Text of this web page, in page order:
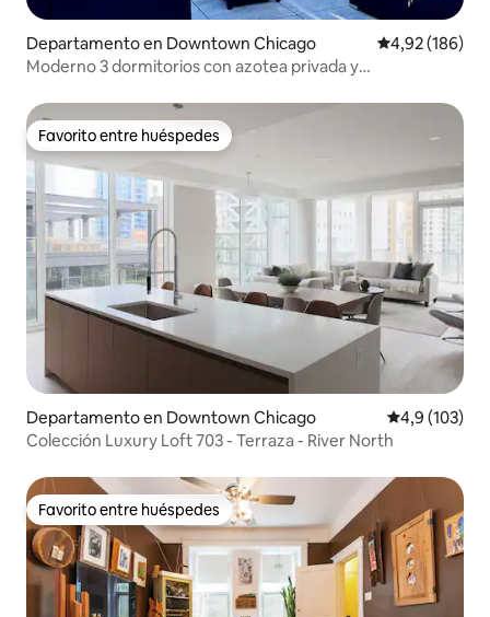
Departamento en Downtown Chicago Calificación
4,92 (186)
Moderno 3 dormitorios con azotea privada y
Favorito entre huéspedes
Favorito entre huéspedes
Departamento en Downtown Chicago Calificación
4,9 (103)
Colección Luxury Loft 703 - Terraza - River North
Favorito entre huéspedes
Favorito entre huéspedes